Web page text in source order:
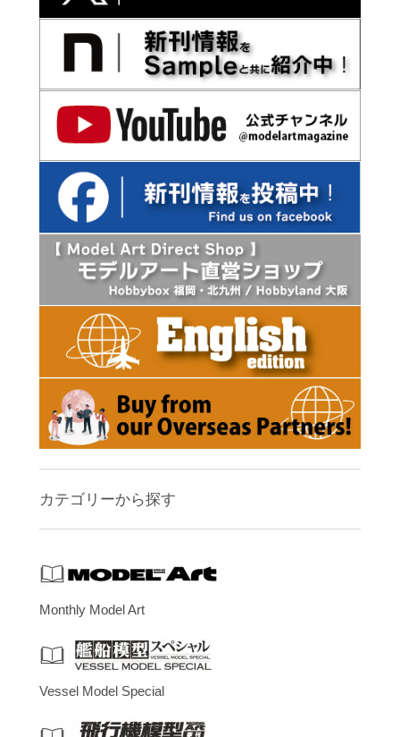
カテゴリーから探す
Monthly Model Art
Vessel Model Special